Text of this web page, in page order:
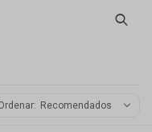
Recomendados